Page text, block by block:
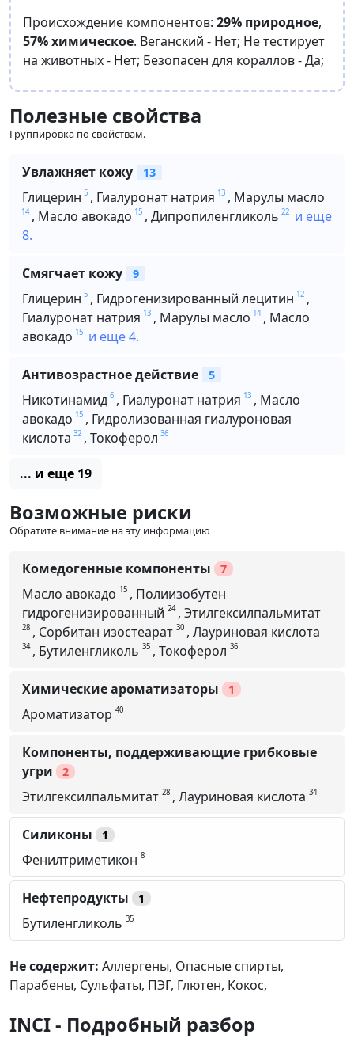
Происхождение компонентов: 29% природное,
57% химическое. Веганский - Нет; Не тестирует
на животных - Нет; Безопасен для кораллов -Да;
Полезные свойства
Группировка по свойствам.
Увлажняет кожу 13
Глицерин 5 , Гиалуронат натрия 13 , Марулы масло
14 , Масло авокадо 15 , Дипропиленгликоль 22
и еще
8.
Смягчает кожу 9
Глицерин 5 , Гидрогенизированный лецитин 12 ,
Гиалуронат натрия 13 , Марулы масло 14 , Масло
авокадо 15 и еще 4.
Антивозрастное действие 5
Никотинамид6 , Гиалуронат натрия 13 , Масло
авокадо 15 , Гидролизованная гиалуроновая
кислота 32 , Токоферол 36
... и еще 19
Возможные риски
Обратите внимание на эту информацию
Комедогенные компоненты 7
Масло авокадо 15 , Полиизобутен
гидрогенизированный 24 , Этилгексилпальмитат
28 , Сорбитан изостеарат 30 , Лауриновая кислота
34 , Бутиленгликоль 35 , Токоферол 36
Химические ароматизаторы 1
Ароматизатор 40
Компоненты, поддерживающие грибковые
угри
2
Этилгексилпальмитат 28 , Лауриновая кислота 34
Силиконы 1
Фенилтриметикон 8
Нефтепродукты 1
Бутиленгликоль 35
Не содержит: Аллергены, Опасные спирты,
Парабены, Сульфаты, ПЭГ, Глютен, Кокос,
INCI - Подробный разбор